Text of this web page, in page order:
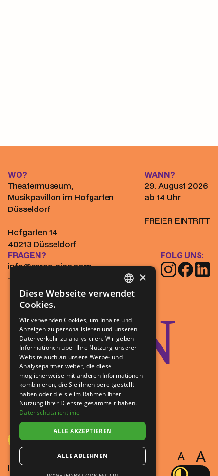
WO?
Theatermuseum,
Musikpavillon im Hofgarten
Düsseldorf
Hofgarten 14
40213 Düsseldorf
WANN?
29. August 2026
ab 14 Uhr
FREIER EINTRITT
FRAGEN?
info@serge-nina.com
+49 (0) 211 55 02 97 0
FOLG UNS:
JOIN
US!
ImpressumDatenschutz
A A
GERMAN
×
Diese Webseite verwendet
Cookies.
Wir verwenden Cookies, um Inhalte und
Anzeigen zu personalisieren und unseren
Datenverkehr zu analysieren. Wir geben
Informationen über Ihre Nutzung unserer
Website auch an unsere Werbe- und
Analysepartner weiter, die diese
möglicherweise mit anderen Informationen
kombinieren, die Sie ihnen bereitgestellt
haben oder die sie im Rahmen Ihrer
Nutzung ihrer Dienste gesammelt haben.
Datenschutzrichtlinie
ALLE AKZEPTIEREN
ALLE ABLEHNEN